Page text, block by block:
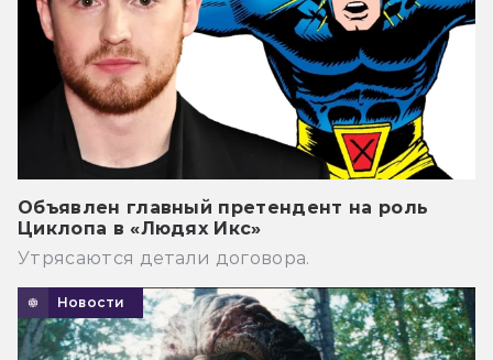
Объявлен главный претендент на роль
Циклопа в «Людях Икс»
Утрясаются детали договора.
Новости